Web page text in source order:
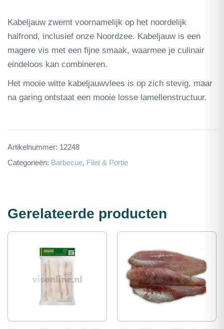
Kabeljauw zwemt voornamelijk op het noordelijk
halfrond, inclusief onze Noordzee. Kabeljauw is een
magere vis met een fijne smaak, waarmee je culinair
eindeloos kan combineren.
Het mooie witte kabeljauwvlees is op zich stevig, maar
na garing ontstaat een mooie losse lamellenstructuur.
Artikelnummer: 12248
Categorieën: Barbecue, Filet & Portie
Gerelateerde producten